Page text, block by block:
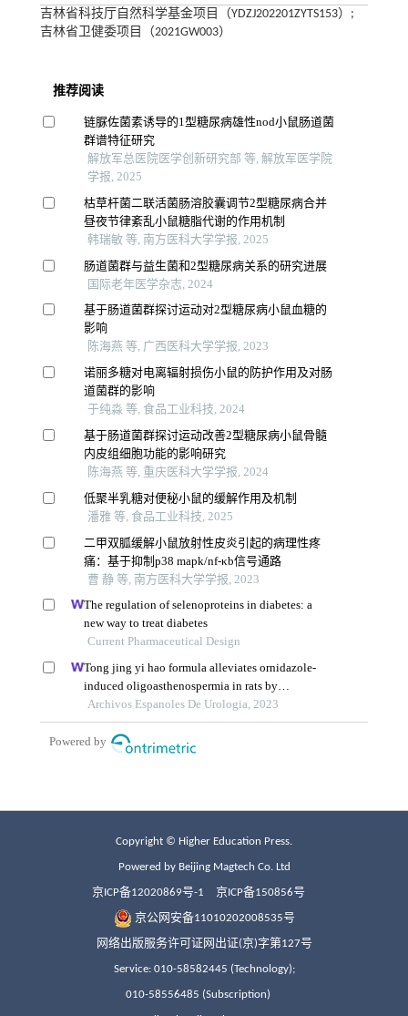
吉林省科技厅自然科学基金项目（YDZJ202201ZYTS153）;
吉林省卫健委项目（2021GW003）
Copyright © Higher Education Press.
Powered by Beijing Magtech Co. Ltd
京ICP备12020869号-1 京ICP备150856号
京公网安备11010202008535号
网络出版服务许可证网出证(京)字第127号
Service: 010-58582445 (Technology);
010-58556485 (Subscription)